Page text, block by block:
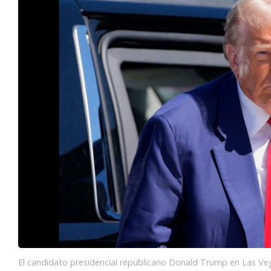
El candidato presidencial republicano Donald Trump en Las